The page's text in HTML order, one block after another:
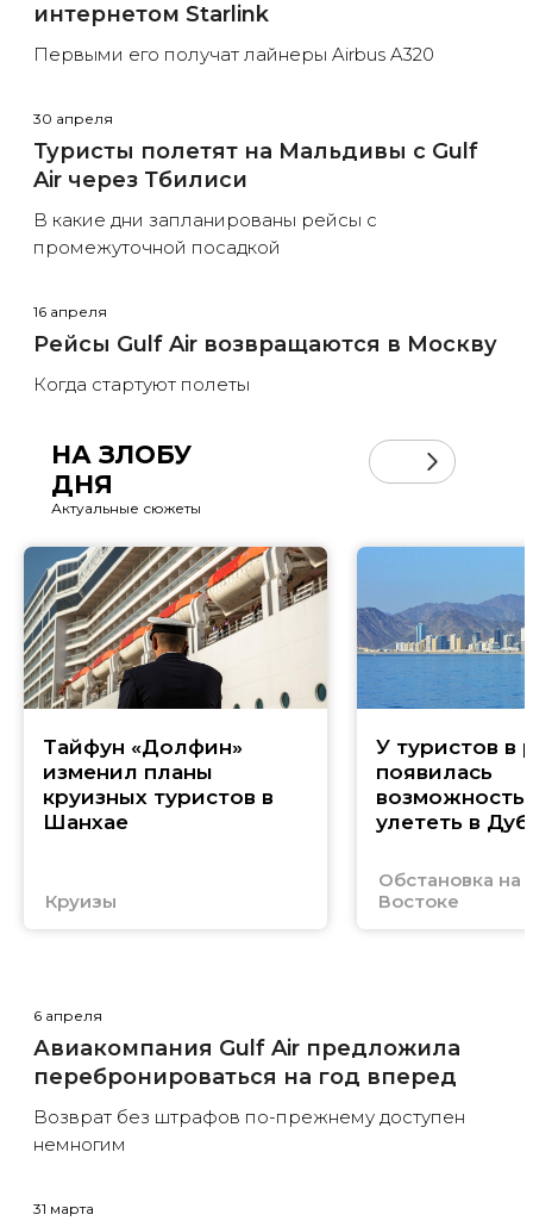
интернетом Starlink
Первыми его получат лайнеры Airbus A320
30 апреля
Туристы полетят на Мальдивы с Gulf
Air через Тбилиси
В какие дни запланированы рейсы с
промежуточной посадкой
16 апреля
Рейсы Gulf Air возвращаются в Москву
Когда стартуют полеты
НА ЗЛОБУ
ДНЯ
Актуальные сюжеты
Тайфун «Долфин»
изменил планы
круизных туристов в
Шанхае
Круизы
У туристов в
появилась
улететь в
Обстановка
Востоке
6 апреля
Авиакомпания Gulf Air предложила
перебронироваться на год вперед
Возврат без штрафов по-прежнему доступен
немногим
31 марта